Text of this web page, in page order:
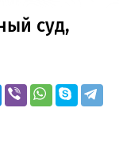
суд,